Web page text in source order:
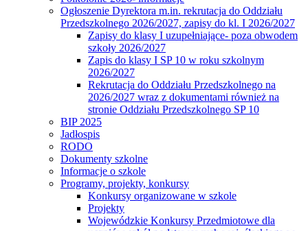
Ogłoszenie Dyrektora m.in. rekrutacja do Oddziału
Przedszkolnego 2026/2027, zapisy do kl. I 2026/2027
Zapisy do klasy I uzupełniające- poza obwodem
szkoły 2026/2027
Zapis do klasy I SP 10 w roku szkolnym
2026/2027
Rekrutacja do Oddziału Przedszkolnego na
2026/2027 wraz z dokumentami również na
stronie Oddziału Przedszkolnego SP 10
BIP 2025
Jadłospis
RODO
Dokumenty szkolne
Informacje o szkole
Programy, projekty, konkursy
Konkursy organizowane w szkole
Projekty
Wojewódzkie Konkursy Przedmiotowe dla